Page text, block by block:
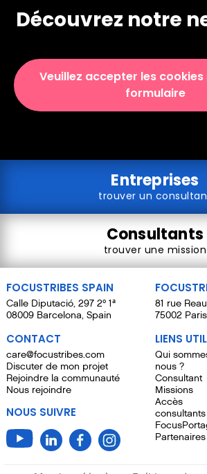
Découvrez notre
Veuillez accepter les
formulaire
Entreprises
trouver un
Consultants
trouver une mission
FOCUSTRIBES SPAIN
Calle Diputació, 297 2º 1ª
08009 Barcelona, Spain
81 rue
75002
CONTACT
care@focustribes.com
Discuter de mon projet
Rejoindre la communauté
Nous rejoindre
LIENS
Qui
nous ?
Consultant
Missions
Accès
consultants
Partenaires
NOUS SUIVRE